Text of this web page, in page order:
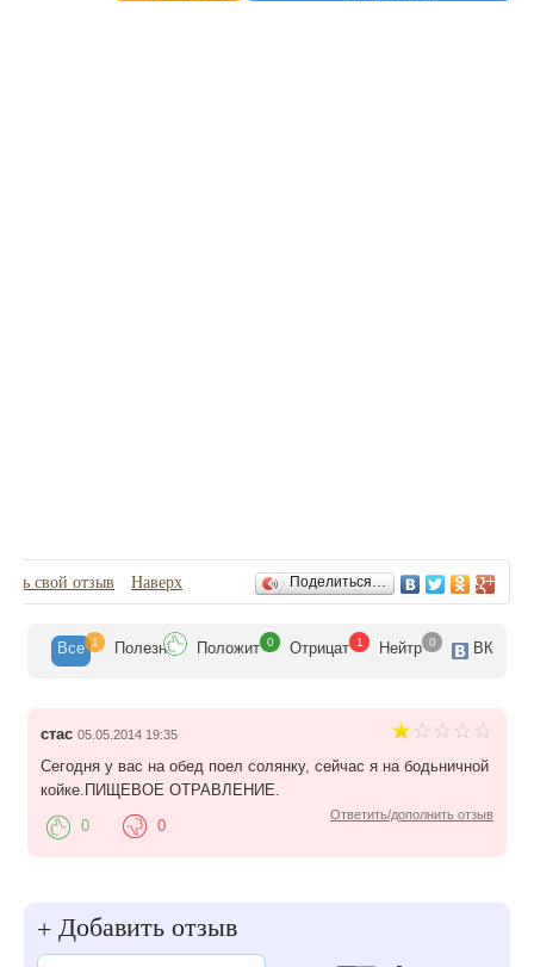
Отзывы
свой отзыв Наверх Поделиться…
Все 1 Полезн Положит 0 Отрицат 1 Нейтр 0 ВК
стас 05.05.2014 19:35
Сегодня у вас на обед поел солянку, сейчас я на бодьничной
койке.ПИЩЕВОЕ ОТРАВЛЕНИЕ.
Ответить/дополнить отзыв
0 0
+ Добавить отзыв